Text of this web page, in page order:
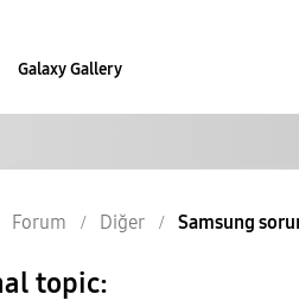
Galaxy Gallery
Forum Diğer Samsung
topic: